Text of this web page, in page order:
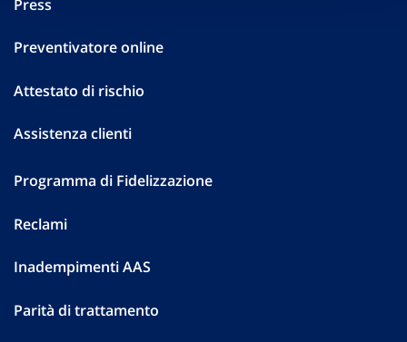
Press
Preventivatore online
Attestato di rischio
Assistenza clienti
Programma di Fidelizzazione
Reclami
Inadempimenti AAS
Parità di trattamento